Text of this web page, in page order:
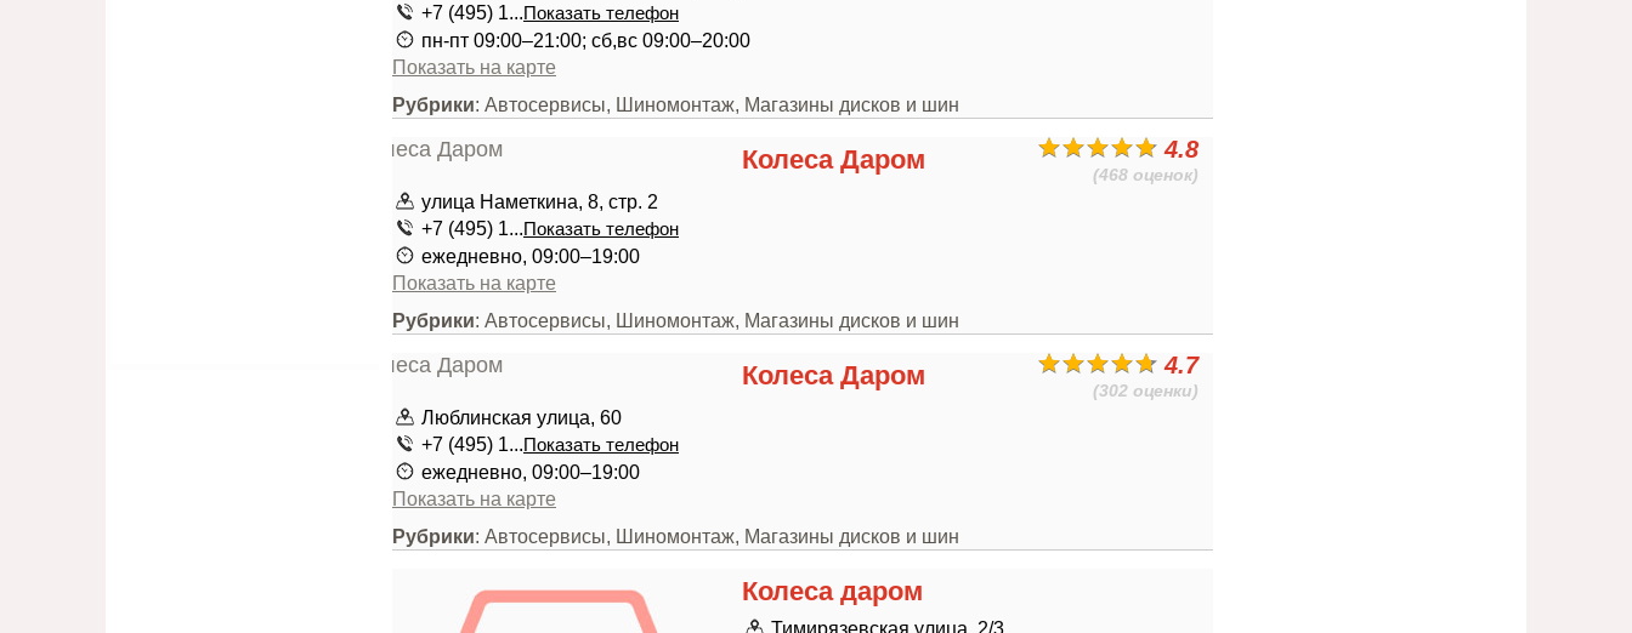
+7 (495) 1...Показать телефон
пн-пт 09:00–21:00; сб,вс 09:00–20:00
Показать на карте
Рубрики: Автосервисы, Шиномонтаж, Магазины дисков и шин
4.8
(468 оценок)
Колеса Даром
улица Наметкина, 8, стр. 2
+7 (495) 1...Показать телефон
ежедневно, 09:00–19:00
Показать на карте
Рубрики: Автосервисы, Шиномонтаж, Магазины дисков и шин
4.7
(302 оценки)
Колеса Даром
Люблинская улица, 60
+7 (495) 1...Показать телефон
ежедневно, 09:00–19:00
Показать на карте
Рубрики: Автосервисы, Шиномонтаж, Магазины дисков и шин
Колеса даром
Тимирязевская улица, 2/3